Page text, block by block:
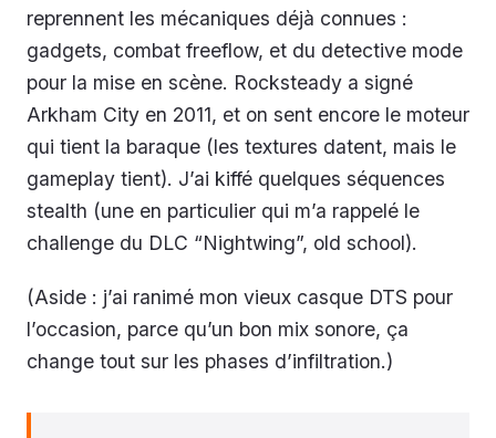
reprennent les mécaniques déjà connues :
gadgets, combat freeflow, et du detective mode
pour la mise en scène. Rocksteady a signé
Arkham City en 2011, et on sent encore le moteur
qui tient la baraque (les textures datent, mais le
gameplay tient). J’ai kiffé quelques séquences
stealth (une en particulier qui m’a rappelé le
challenge du DLC “Nightwing”, old school).
(Aside : j’ai ranimé mon vieux casque DTS pour
l’occasion, parce qu’un bon mix sonore, ça
change tout sur les phases d’infiltration.)